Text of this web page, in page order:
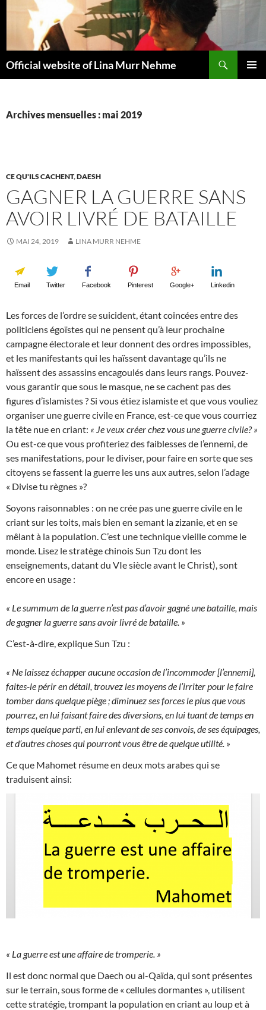
contenu
Official website of Lina Murr Nehme
Archives mensuelles : mai 2019
CE QU'ILS CACHENT,DAESH
GAGNER LA GUERRE SANS
AVOIR LIVRÉ DE BATAILLE
MAI 24, 2019 LINA MURR NEHME
Email Twitter Facebook Pinterest Google+ Linkedin
Les forces de l’ordre se suicident, étant coincées entre des
politiciens égoïstes qui ne pensent qu’à leur prochaine
campagne électorale et leur donnent des ordres impossibles,
et les manifestants qui les haïssent davantage qu’ils ne
haïssent des assassins encagoulés dans leurs rangs. Pouvez-
vous garantir que sous le masque, ne se cachent pas des
figures d’islamistes ? Si vous étiez islamiste et que vous vouliez
organiser une guerre civile en France, est-ce que vous courriez
la tête nue en criant: « Je veux créer chez vous une guerre civile? »
Ou est-ce que vous profiteriez des faiblesses de l’ennemi, de
ses manifestations, pour le diviser, pour faire en sorte que ses
citoyens se fassent la guerre les uns aux autres, selon l’adage
« Divise tu règnes »?
Soyons raisonnables : on ne crée pas une guerre civile en le
criant sur les toits, mais bien en semant la zizanie, et en se
mêlant à la population. C’est une technique vieille comme le
monde. Lisez le stratège chinois Sun Tzu dont les
enseignements, datant du VIe siècle avant le Christ), sont
encore en usage :
« Le summum de la guerre n’est pas d’avoir gagné une bataille, mais
de gagner la guerre sans avoir livré de bataille. »
C’est-à-dire, explique Sun Tzu :
« Ne laissez échapper aucune occasion de l’incommoder [l’ennemi],
faites-le périr en détail, trouvez les moyens de l’irriter pour le faire
tomber dans quelque piège ; diminuez ses forces le plus que vous
pourrez, en lui faisant faire des diversions, en lui tuant de temps en
temps quelque parti, en lui enlevant de ses convois, de ses équipages,
et d’autres choses qui pourront vous être de quelque utilité. »
Ce que Mahomet résume en deux mots arabes qui se
traduisent ainsi:
« La guerre est une affaire de tromperie. »
Il est donc normal que Daech ou al-Qaïda, qui sont présentes
sur le terrain, sous forme de « cellules dormantes », utilisent
cette stratégie, trompant la population en criant au loup et à